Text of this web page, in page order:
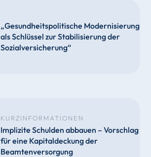
„Gesundheitspolitische Modernisierung
als Schlüssel zur Stabilisierung der
Sozialversicherung“
KURZINFORMATIONEN
Implizite Schulden abbauen – Vorschlag
für eine Kapitaldeckung der
Beamtenversorgung